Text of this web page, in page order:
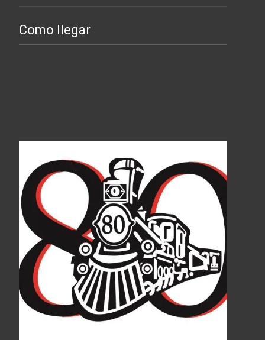
Como llegar